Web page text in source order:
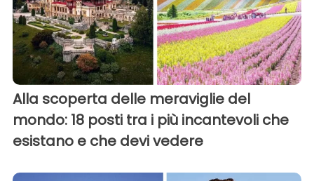
Alla scoperta delle meraviglie del
mondo: 18 posti tra i più incantevoli che
esistano e che devi vedere